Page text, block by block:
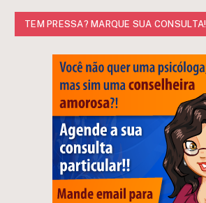
TEM PRESSA? MARQUE SUA CONSULTA!